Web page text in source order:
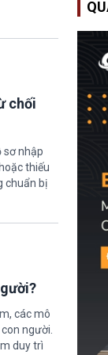
chối
sơ nhập
thiếu
chuẩn bị
các mô
người.
duy trì